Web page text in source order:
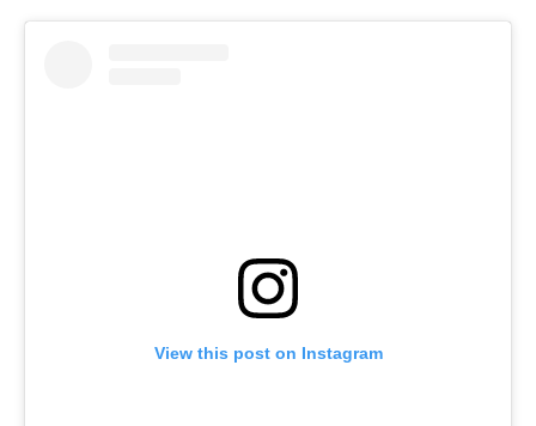
View this post on Instagram